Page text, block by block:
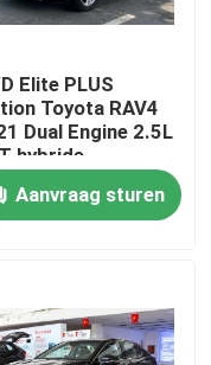
Elite PLUS
Toyota RAV4
Dual Engine 2.5L
hybride
SUV
Aanvraag sturen